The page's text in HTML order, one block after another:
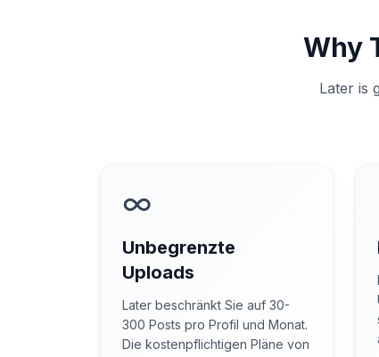
Why
Later is
∞
Unbegrenzte
Uploads
Later beschränkt Sie auf 30-
300 Posts pro Profil und Monat.
Die kostenpflichtigen Pläne von